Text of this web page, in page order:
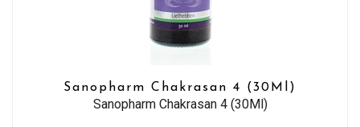
Sanopharm Chakrasan 4 (30Ml)
Sanopharm Chakrasan 4 (30Ml)